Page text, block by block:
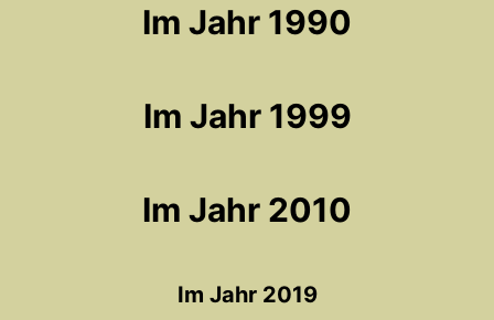
Im Jahr 1990
Im Jahr 1999
Im Jahr 2010
Im Jahr 2019